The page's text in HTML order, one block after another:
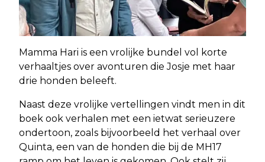
Mamma Hari is een vrolijke bundel vol korte
verhaaltjes over avonturen die Josje met haar
drie honden beleeft.
Naast deze vrolijke vertellingen vindt men in dit
boek ook verhalen met een ietwat serieuzere
ondertoon, zoals bijvoorbeeld het verhaal over
Quinta, een van de honden die bij de MH17